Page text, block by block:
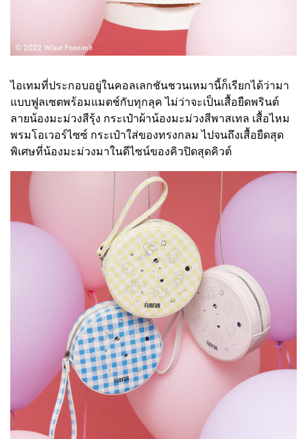
ไอเทมที่ประกอบอยู่ในคอลเลกชันชวนเหมานี้ก็เรียกได้ว่ามา
แบบฟูลเซตพร้อมแมตช์กับทุกลุค ไม่ว่าจะเป็นเสื้อยืดพรินต์
ลายน้องมะม่วงสีรุ้ง กระเป๋าผ้าน้องมะม่วงสีพาสเทล เสื้อไหม
พรมโอเวอร์ไซซ์ กระเป๋าใส่ของทรงกลม ไปจนถึงเสื้อยืดสุด
พิเศษที่น้องมะม่วงมาในดีไซน์ของคิวปิดสุดคิวต์